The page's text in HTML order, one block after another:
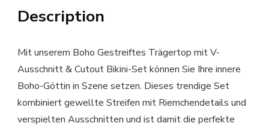
Description
Mit unserem Boho Gestreiftes Trägertop mit V-
Ausschnitt & Cutout Bikini-Set können Sie Ihre innere
Boho-Göttin in Szene setzen. Dieses trendige Set
kombiniert gewellte Streifen mit Riemchendetails und
verspielten Ausschnitten und ist damit die perfekte